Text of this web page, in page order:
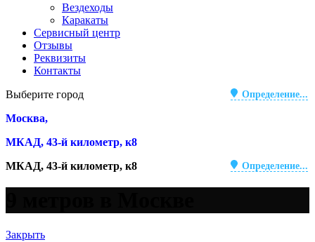
Вездеходы
Каракаты
Сервисный центр
Отзывы
Реквизиты
Контакты
Определение...
Выберите город
Москва,
МКАД, 43-й километр, к8
Определение...
МКАД, 43-й километр, к8
Закрыть